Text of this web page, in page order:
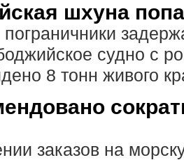
шхуна
судно с
8 тонн живого
заказов на